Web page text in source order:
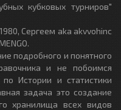
кубковых турниров"
Сергеем aka akvvohinc
подробного и понятного
и не побоимся
Истории и статистики
задача это создание
хранилища всех видов